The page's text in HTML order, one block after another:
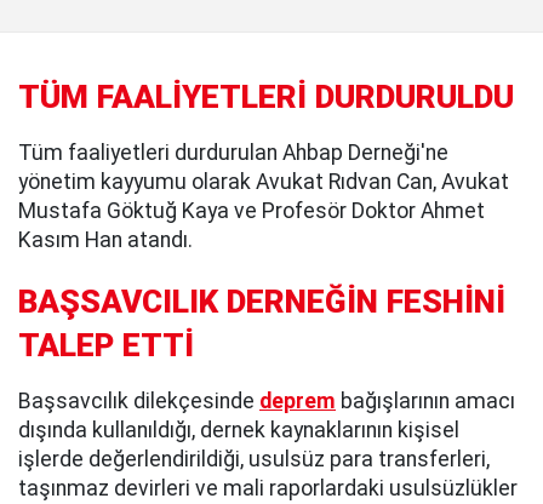
TÜM FAALİYETLERİ DURDURULDU
Tüm faaliyetleri durdurulan Ahbap Derneği'ne
yönetim kayyumu olarak Avukat Rıdvan Can, Avukat
Mustafa Göktuğ Kaya ve Profesör Doktor Ahmet
Kasım Han atandı.
BAŞSAVCILIK DERNEĞİN FESHİNİ
TALEP ETTİ
Başsavcılık dilekçesinde deprem bağışlarının amacı
dışında kullanıldığı, dernek kaynaklarının kişisel
işlerde değerlendirildiği, usulsüz para transferleri,
taşınmaz devirleri ve mali raporlardaki usulsüzlükler